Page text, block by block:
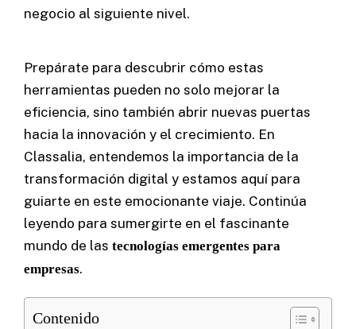
negocio al siguiente nivel.
Prepárate para descubrir cómo estas
herramientas pueden no solo mejorar la
eficiencia, sino también abrir nuevas puertas
hacia la innovación y el crecimiento. En
Classalia, entendemos la importancia de la
transformación digital y estamos aquí para
guiarte en este emocionante viaje. Continúa
leyendo para sumergirte en el fascinante
mundo de las tecnologías emergentes para
empresas.
Contenido
Email: hi@classalia.com
Cra 18 No 8 – 30
Neiva – Huila – Colombia
NES: